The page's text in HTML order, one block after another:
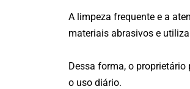
A limpeza frequente e a
materiais abrasivos e
Dessa forma, o
o uso diário.